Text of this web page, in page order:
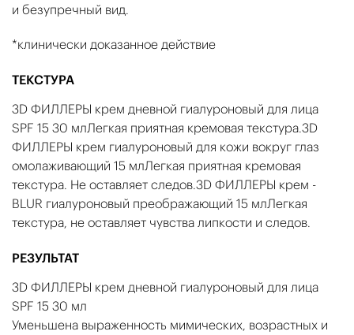
и безупречный вид.
*клинически доказанное действие
ТЕКСТУРА
3D ФИЛЛЕРЫ крем дневной гиалуроновый для лица
SPF 15 30 млЛегкая приятная кремовая текстура.3D
ФИЛЛЕРЫ крем гиалуроновый для кожи вокруг глаз
омолаживающий 15 млЛегкая приятная кремовая
текстура. Не оставляет следов.3D ФИЛЛЕРЫ крем -
BLUR гиалуроновый преображающий 15 млЛегкая
текстура, не оставляет чувства липкости и следов.
РЕЗУЛЬТАТ
3D ФИЛЛЕРЫ крем дневной гиалуроновый для лица
SPF 15 30 мл
Уменьшена выраженность мимических, возрастных и